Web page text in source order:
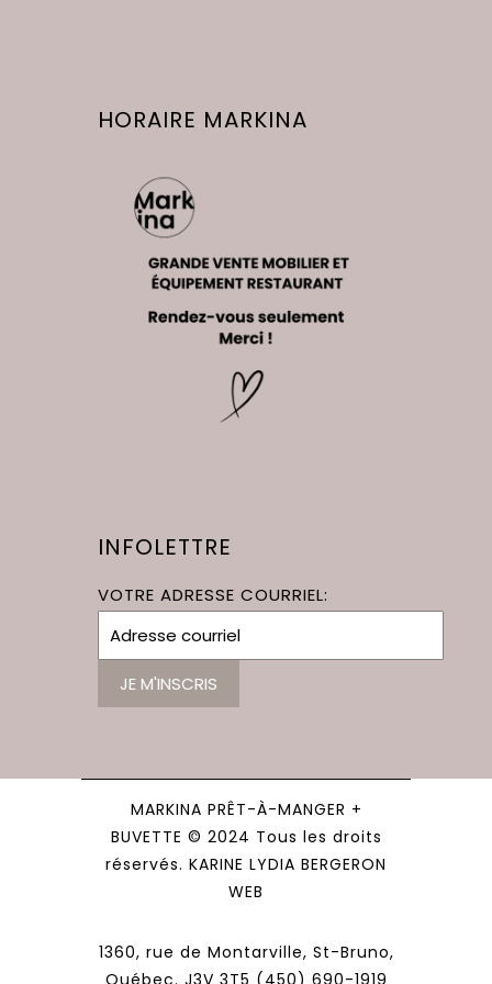
HORAIRE MARKINA
INFOLETTRE
VOTRE ADRESSE COURRIEL:
MARKINA PRÊT-À-MANGER +
BUVETTE © 2024 Tous les droits
réservés. KARINE LYDIA BERGERON
WEB
1360, rue de Montarville, St-Bruno,
Québec. J3V 3T5 (450) 690-1919